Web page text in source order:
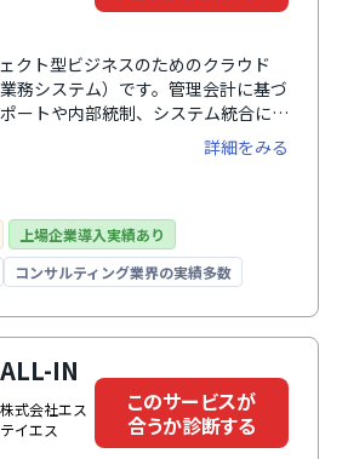
クト型ビジネスのためのクラウド
務システム）です。管理会計に基づ
ートや内部統制、システム統合によ
幅広い課題を解決に役立ちます。プロ
、プロジェクトの収支管理や未来の売
対比にいたるまでプロジェクトごと
に合わせたカスタマイズができ、機
者数は後から追加可能なため、業務
場合でもフレキシブルに対応。専任
働が可能です。システム業・IT業・
ィブ業・イベント業・士業・コンサ
化しています。プロジェクト原価管理
能です。
詳細をみる
上場企業導入実績あり
コンサルティング業界の実績多数
ALL-IN
株式会社エス
テイエス
このサービスが
合うか診断する